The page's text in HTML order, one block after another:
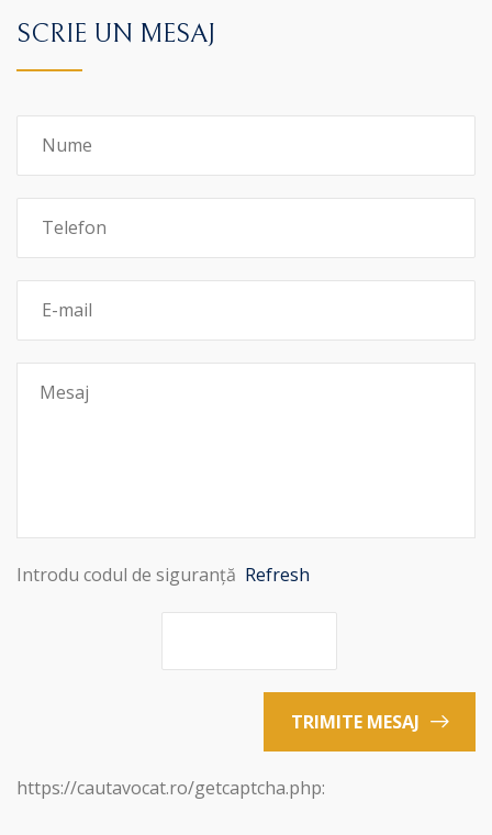
SCRIE UN MESAJ
Introdu codul de siguranță Refresh
TRIMITE MESAJ
https://cautavocat.ro/getcaptcha.php: